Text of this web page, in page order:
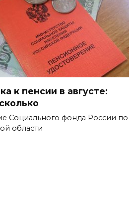
к пенсии в августе:
Социального фонда России по
области